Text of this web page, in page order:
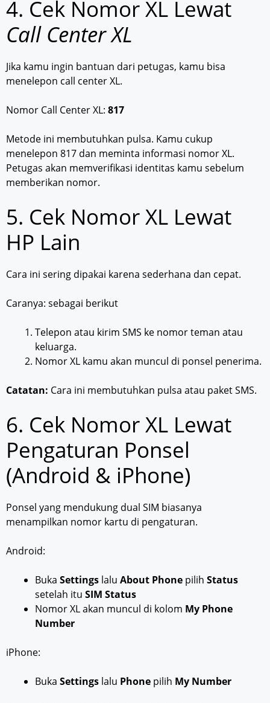
4. Cek Nomor XL Lewat
Call Center XL
Jika kamu ingin bantuan dari petugas, kamu bisa
menelepon call center XL.
Nomor Call Center XL: 817
Metode ini membutuhkan pulsa. Kamu cukup
menelepon 817 dan meminta informasi nomor XL.
Petugas akan memverifikasi identitas kamu sebelum
memberikan nomor.
5. Cek Nomor XL Lewat
HP Lain
Cara ini sering dipakai karena sederhana dan cepat.
Caranya: sebagai berikut
Telepon atau kirim SMS ke nomor teman atau
keluarga.
Nomor XL kamu akan muncul di ponsel penerima.
Catatan: Cara ini membutuhkan pulsa atau paket SMS.
6. Cek Nomor XL Lewat
Pengaturan Ponsel
(Android & iPhone)
Ponsel yang mendukung dual SIM biasanya
menampilkan nomor kartu di pengaturan.
Android:
Buka Settings lalu About Phone pilih Status
setelah itu SIM Status
Nomor XL akan muncul di kolom My Phone
Number
iPhone:
Buka Settings lalu Phone pilih My Number